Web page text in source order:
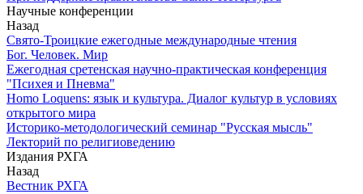
Научные конференции
Назад
Свято-Троицкие ежегодные международные чтения
Бог. Человек. Мир
Ежегодная сретенская научно-практическая конференция
"Психея и Пневма"
Homo Loquens: язык и культура. Диалог культур в условиях
открытого мира
Историко-методологический семинар "Русская мысль"
Лекторий по религиоведению
Издания РХГА
Назад
Вестник РХГА